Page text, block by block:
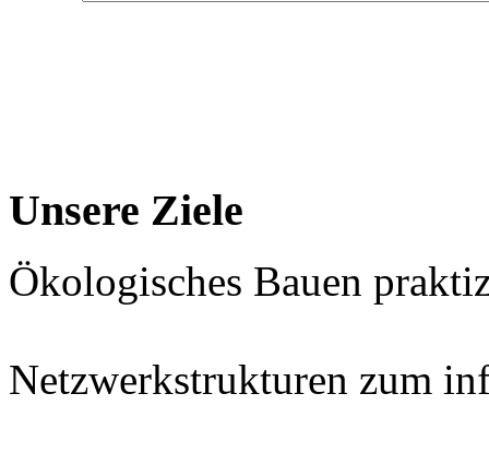
Unsere Ziele
Ökologisches Bauen
Netzwerkstrukturen zum